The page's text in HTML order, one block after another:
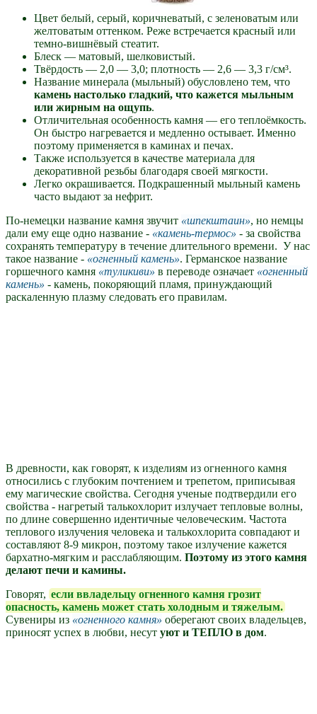
Цвет белый, серый, коричневатый, с зеленоватым или
желтоватым оттенком. Реже встречается красный или
темно-вишнёвый стеатит.
Блеск — матовый, шелковистый.
Твёрдость — 2,0 — 3,0; плотность — 2,6 — 3,3 г/см³.
Название минерала (мыльный) обусловлено тем, что
камень настолько гладкий, что кажется мыльным
или жирным на ощупь.
Отличительная особенность камня — его теплоёмкость.
Он быстро нагревается и медленно остывает. Именно
поэтому применяется в каминах и печах.
Также используется в качестве материала для
декоративной резьбы благодаря своей мягкости.
Легко окрашивается. Подкрашенный мыльный камень
часто выдают за нефрит.
По-немецки название камня звучит
шпекштаин , но немцы
дали ему еще одно название -
камень-термос
- за свойства
сохранять температуру в течение длительного времени. У нас
такое название -
огненный камень . Германское название
горшечного камня
туликиви в переводе означает
огненный
камень
- камень, покоряющий пламя, принуждающий
раскаленную плазму следовать его правилам.
В древности, как говорят, к изделиям из огненного камня
относились с глубоким почтением и трепетом, приписывая
ему магические свойства. Сегодня ученые подтвердили его
свойства - нагретый талькохлорит излучает тепловые волны,
по длине совершенно идентичные человеческим. Частота
теплового излучения человека и талькохлорита совпадают и
составляют 8-9 микрон, поэтому такое излучение кажется
бархатно-мягким и расслабляющим. Поэтому из этого камня
делают печи и камины.
Говорят, если ввладельцу огненного камня грозит
опасность, камень может стать холодным и тяжелым.
Сувениры из
огненного камня
оберегают своих владельцев,
приносят успех в любви, несут уют и ТЕПЛО в дом.